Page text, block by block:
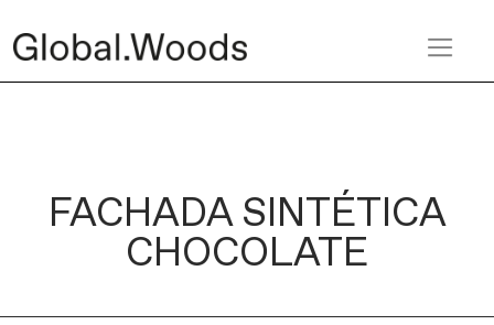
FACHADA SINTÉTICA
CHOCOLATE